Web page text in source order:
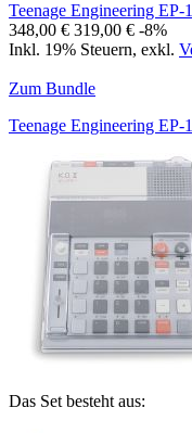
Teenage Engineering
348,00 € 319,00 € -8%
Inkl. 19% Steuern, exkl.
Zum Bundle
Teenage Engineering
Das Set besteht aus: